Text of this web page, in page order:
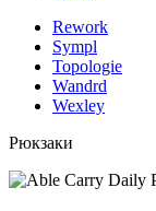
Rework
Sympl
Topologie
Wandrd
Wexley
Рюкзаки